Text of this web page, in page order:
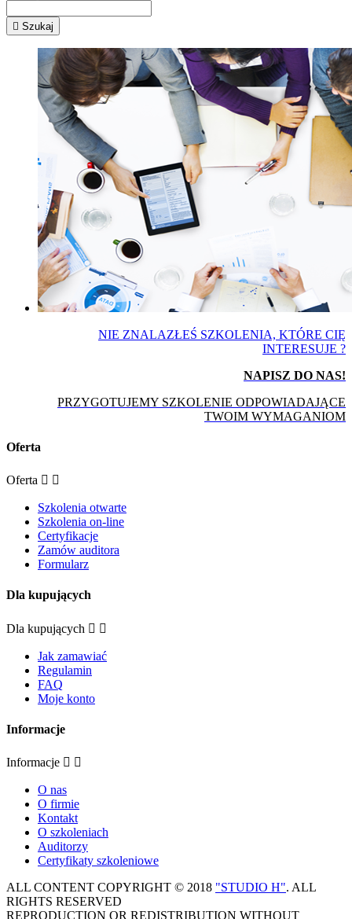
 Szukaj
NIE ZNALAZŁEŚ SZKOLENIA, KTÓRE CIĘ
INTERESUJE ?
NAPISZ DO NAS!
PRZYGOTUJEMY SZKOLENIE ODPOWIADAJĄCE
TWOIM WYMAGANIOM
Oferta
Oferta  
Szkolenia otwarte
Szkolenia on-line
Certyfikacje
Zamów auditora
Formularz
Dla kupujących
Dla kupujących  
Jak zamawiać
Regulamin
FAQ
Moje konto
Informacje
Informacje  
O nas
O firmie
Kontakt
O szkoleniach
Auditorzy
Certyfikaty szkoleniowe
ALL CONTENT COPYRIGHT © 2018 "STUDIO H". ALL
RIGHTS RESERVED
REPRODUCTION OR REDISTRIBUTION WITHOUT